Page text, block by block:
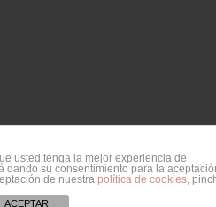
| Fotógrafo de Bodas
byJULIAN MACIAS
usted tenga la mejor experiencia de
dando su consentimiento para la
de nuestra política de cookies,
ACEPTAR